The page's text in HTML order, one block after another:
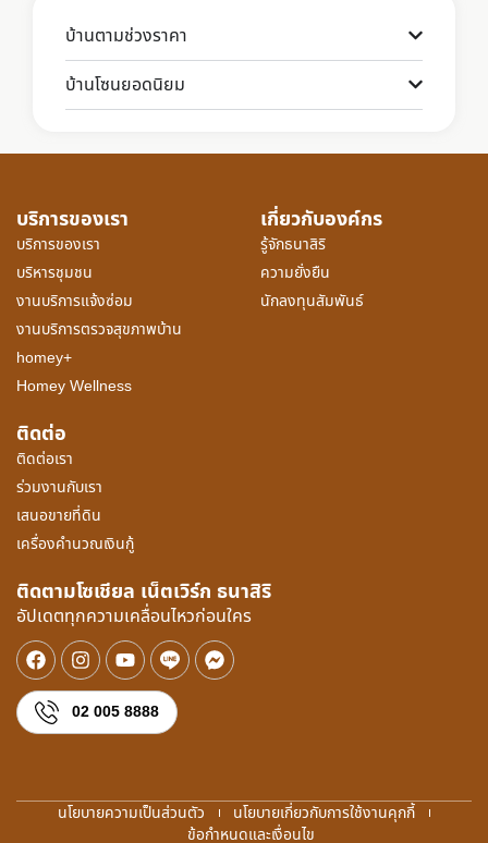
บ้านตามช่วงราคา
บ้านโซนยอดนิยม
บริการของเรา
บริการของเรา
บริหารชุมชน
งานบริการแจ้งซ่อม
งานบริการตรวจสุขภาพบ้าน
homey+
Homey Wellness
เกี่ยวกับองค์กร
รู้จักธนาสิริ
ความยั่งยืน
นักลงทุนสัมพันธ์
ติดต่อ
ติดต่อเรา
ร่วมงานกับเรา
เสนอขายที่ดิน
เครื่องคำนวณเงินกู้
ติดตามโซเชียล เน็ตเวิร์ก ธนาสิริ
อัปเดตทุกความเคลื่อนไหวก่อนใคร
02 005 8888
นโยบายความเป็นส่วนตัว
นโยบายเกี่ยวกับการใช้งานคุกกี้
ข้อกำหนดและเงื่อนไข